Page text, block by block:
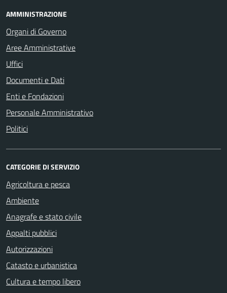
AMMINISTRAZIONE
Organi di Governo
Aree Amministrative
Uffici
Documenti e Dati
Enti e Fondazioni
Personale Amministrativo
Politici
CATEGORIE DI SERVIZIO
Agricoltura e pesca
Ambiente
Anagrafe e stato civile
Appalti pubblici
Autorizzazioni
Catasto e urbanistica
Cultura e tempo libero